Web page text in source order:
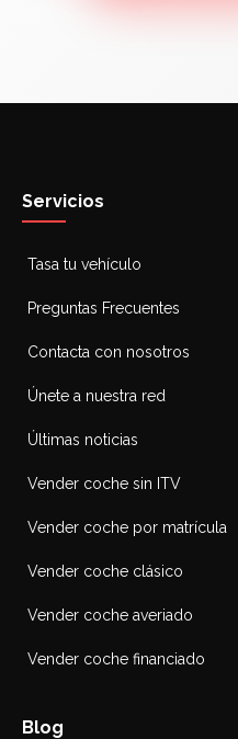
Blog
Servicios
Tasa tu vehículo
Preguntas Frecuentes
Contacta con nosotros
Únete a nuestra red
Últimas noticias
Vender coche sin ITV
Vender coche por matrícula
Vender coche clásico
Vender coche averiado
Vender coche financiado